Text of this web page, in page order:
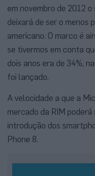
em novembro de 2012
deixará de ser o menos
americano. O marco é
se tivermos em conta
dois anos era de 34%,
foi lançado.
A velocidade a que a
mercado da RIM
introdução dos
Phone 8.